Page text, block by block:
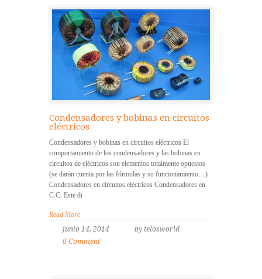
Condensadores y bobinas en circuitos
eléctricos
Condensadores y bobinas en circuitos eléctricos El
comportamiento de los condensadores y las bobinas en
circuitos de eléctricos son elementos totalmente opuestos
(se darán cuenta por las fórmulas y su funcionamiento…)
Condensadores en circuitos eléctricos Condensadores en
C.C. Este di
Read More
junio 14, 2014
by telosworld
0 Comment